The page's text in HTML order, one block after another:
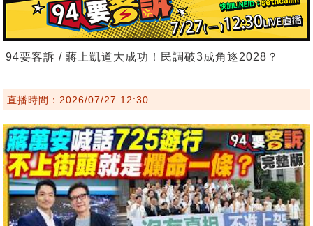
94要客訴 / 蔣上凱道大成功！民調破3成角逐2028？
直播時間：2026/07/27 12:30